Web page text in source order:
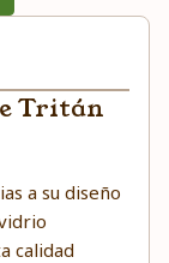
Tritán
a su diseño
calidad